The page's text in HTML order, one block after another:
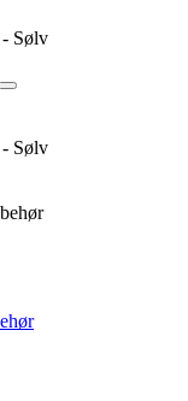
- Sølv
- Sølv